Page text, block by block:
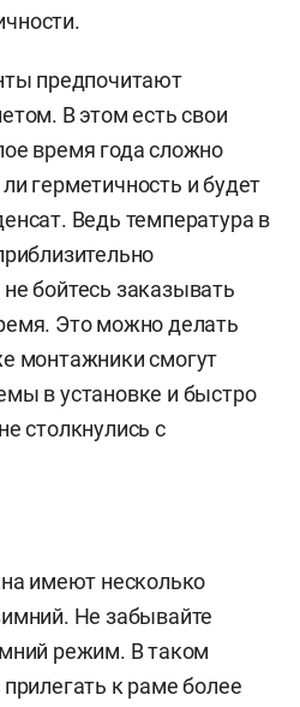
предпочитают
В этом есть свои
время года сложно
герметичность и будет
Ведь температура в
бойтесь заказывать
Это можно делать
монтажники смогут
в установке и быстро
столкнулись с
имеют несколько
Не забывайте
режим. В таком
к раме более